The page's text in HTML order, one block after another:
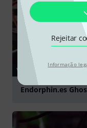
Rejeitar
Informação
VÍDEO
Endorphin.es